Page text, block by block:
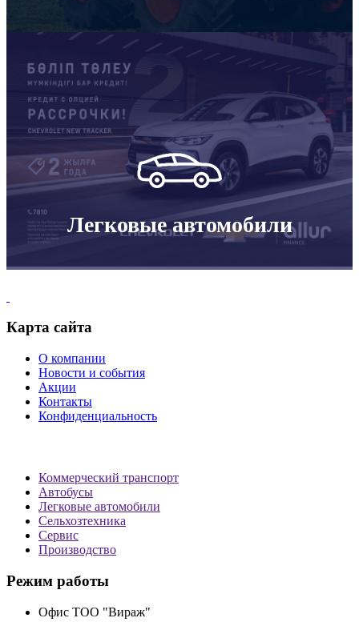
Легковые автомобили
Карта сайта
О компании
Новости и события
Акции
Контакты
Конфиденциальность
Коммерческий транспорт
Автобусы
Легковые автомобили
Сельхозтехника
Сервис
Производство
Режим работы
Офис ТОО "Вираж"